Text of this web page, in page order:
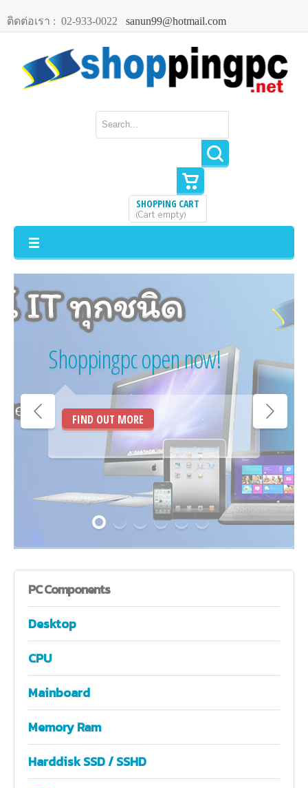
ติดต่อเรา : 02-933-0022 sanun99@hotmail.com
SHOPPING CART
(Cart empty)
Shoppingpc open now!
FIND OUT MORE
PCComponents
Desktop
CPU
Mainboard
Memory Ram
Harddisk SSD / SSHD